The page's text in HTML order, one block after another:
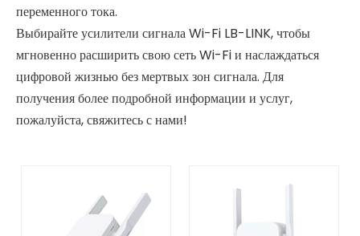
переменного тока.
Выбирайте усилители сигнала Wi-Fi LB-LINK, чтобы
мгновенно расширить свою сеть Wi-Fi и наслаждаться
цифровой жизнью без мертвых зон сигнала. Для
получения более подробной информации и услуг,
пожалуйста, свяжитесь с нами!